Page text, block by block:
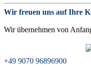
Wir freuen uns auf Ihre
Wir übernehmen von
+49 9070 96896900